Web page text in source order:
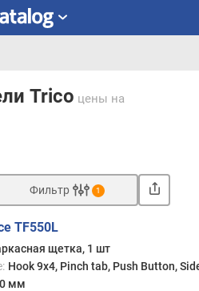
Trico цены на
Фильтр 1
TF550L
щетка, 1 шт
Hook 9x4, Pinch tab, Push Button,
мм